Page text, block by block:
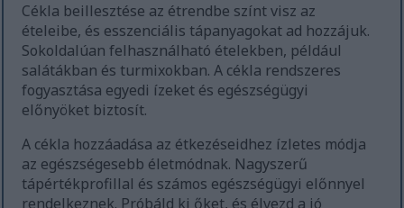
Cékla beillesztése az étrendbe színt visz az
ételeibe, és esszenciális tápanyagokat ad hozzájuk.
Sokoldalúan felhasználható ételekben, például
salátákban és turmixokban. A cékla rendszeres
fogyasztása egyedi ízeket és egészségügyi
előnyöket biztosít.
A cékla hozzáadása az étkezéseidhez ízletes módja
az egészségesebb életmódnak. Nagyszerű
tápértékprofillal és számos egészségügyi előnnyel
rendelkeznek. Próbáld ki őket, és élvezd a jó